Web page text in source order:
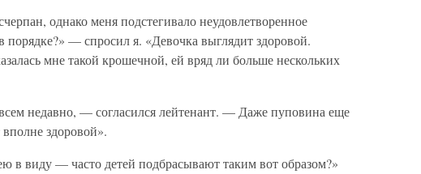
однако меня подстегивало неудовлетворенное
— спросил я. «Девочка выглядит здоровой.
мне такой крошечной, ей вряд ли больше нескольких
недавно, — согласился лейтенант. — Даже пуповина еще
здоровой».
в виду — часто детей подбрасывают таким вот образом?»